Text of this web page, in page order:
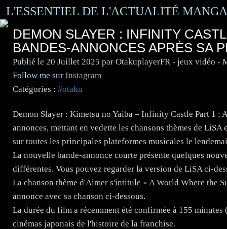
L'ESSENTIEL DE L'ACTUALITÉ
DEMON SLAYER : INFINITY
BANDES-ANNONCES APRÈS SA
Publié le 20 Juillet 2025 par OtakuplayerFR - jeux vidéo -
Follow me sur Instagram
Catégories : #otaku
Demon Slayer : Kimetsu no Yaiba – Infinity Castle Part 1 :
annonces, mettant en vedette les chansons thèmes de
sur toutes les principales plateformes musicales le
La nouvelle bande-annonce courte présente quelques
différentes. Vous pouvez regarder la version de LiSA ci-
La chanson thème d'Aimer s'intitule « A World Where the
annonce avec sa chanson ci-dessous.
La durée du film a récemment été confirmée à 155
cinémas japonais de l'histoire de la franchise.